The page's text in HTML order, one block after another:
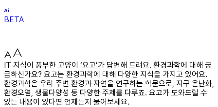
BETA
IT 지식이 풍부한 고양이 ‘요고’가 답변해 드려요. 환경과학에 대해 궁
금하신가요? 요고는 환경과학에 대해 다양한 지식을 가지고 있어요.
환경과학은 우리 주변 환경과 자연을 연구하는 학문으로, 지구 온난화,
환경오염, 생물다양성 등 다양한 주제를 다루죠. 요고가 도와드릴 수
있는 내용이 있다면 언제든지 물어보세요.